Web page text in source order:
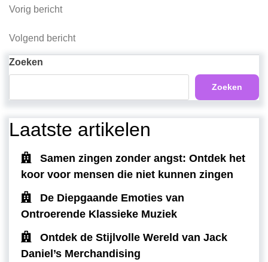
Berichtnavigatie
Vorig
Vorig bericht
Volgend
Volgend bericht
Zoeken
Zoeken
Laatste artikelen
Samen zingen zonder angst: Ontdek het
koor voor mensen die niet kunnen zingen
De Diepgaande Emoties van
Ontroerende Klassieke Muziek
Ontdek de Stijlvolle Wereld van Jack
Daniel’s Merchandising